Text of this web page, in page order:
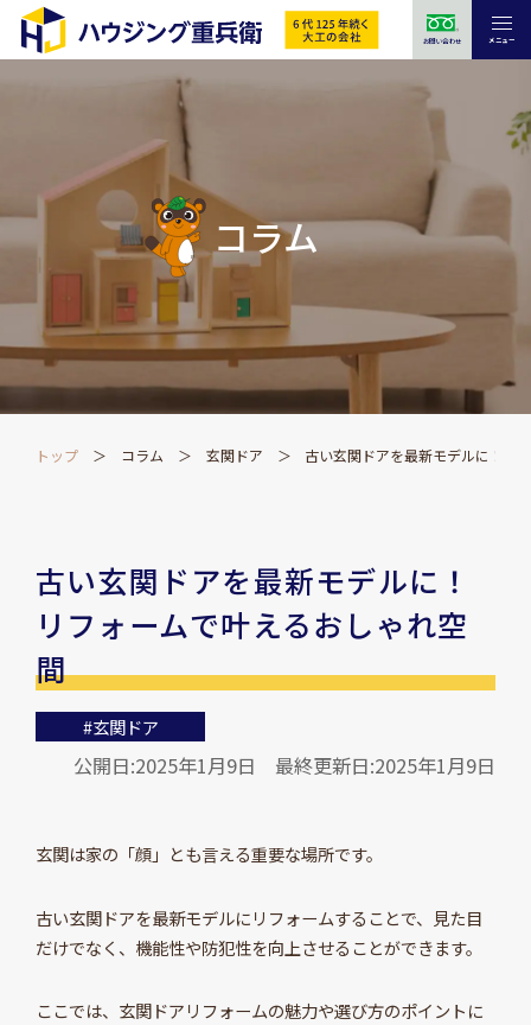
お問い合わせ メニュー
コラム
トップ コラム 玄関ドア 古い玄関ドアを最新モデルに！リ
古い玄関ドアを最新モデルに！
リフォームで叶えるおしゃれ空
間
#玄関ドア
公開日:2025年1月9日 最終更新日:2025年1月9日
玄関は家の「顔」とも言える重要な場所です。
古い玄関ドアを最新モデルにリフォームすることで、見た目
だけでなく、機能性や防犯性を向上させることができます。
ここでは、玄関ドアリフォームの魅力や選び方のポイントに